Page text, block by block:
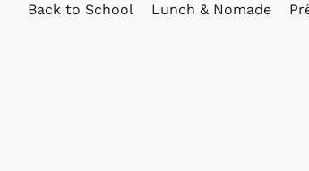
Back to School Lunch & Nomade